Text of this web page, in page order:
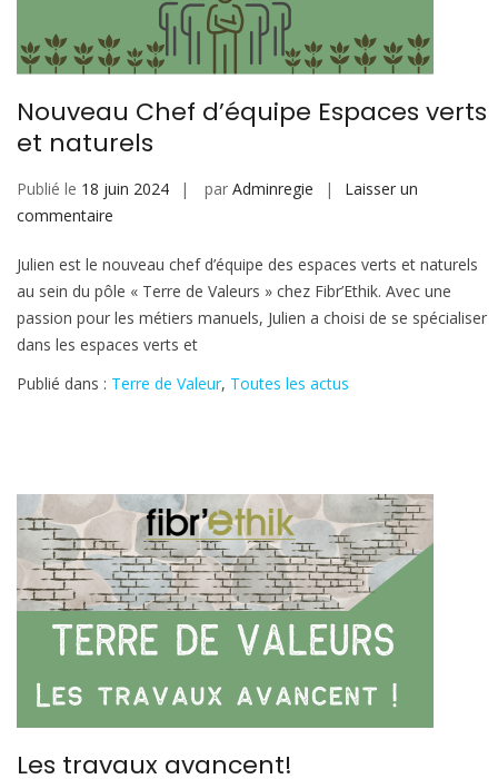
Nouveau Chef d’équipe Espaces verts
et naturels
Publié le 18 juin 2024 par Adminregie
Laisser un
commentaire
Chef
d’équipe
Espaces
verts
et
Julien est le nouveau chef d’équipe des espaces verts et naturels
au sein du pôle « Terre de Valeurs » chez Fibr’Ethik. Avec une
passion pour les métiers manuels, Julien a choisi de se spécialiser
dans les espaces verts et
Publié dans : Terre de Valeur, Toutes les actus
Les travaux avancent!